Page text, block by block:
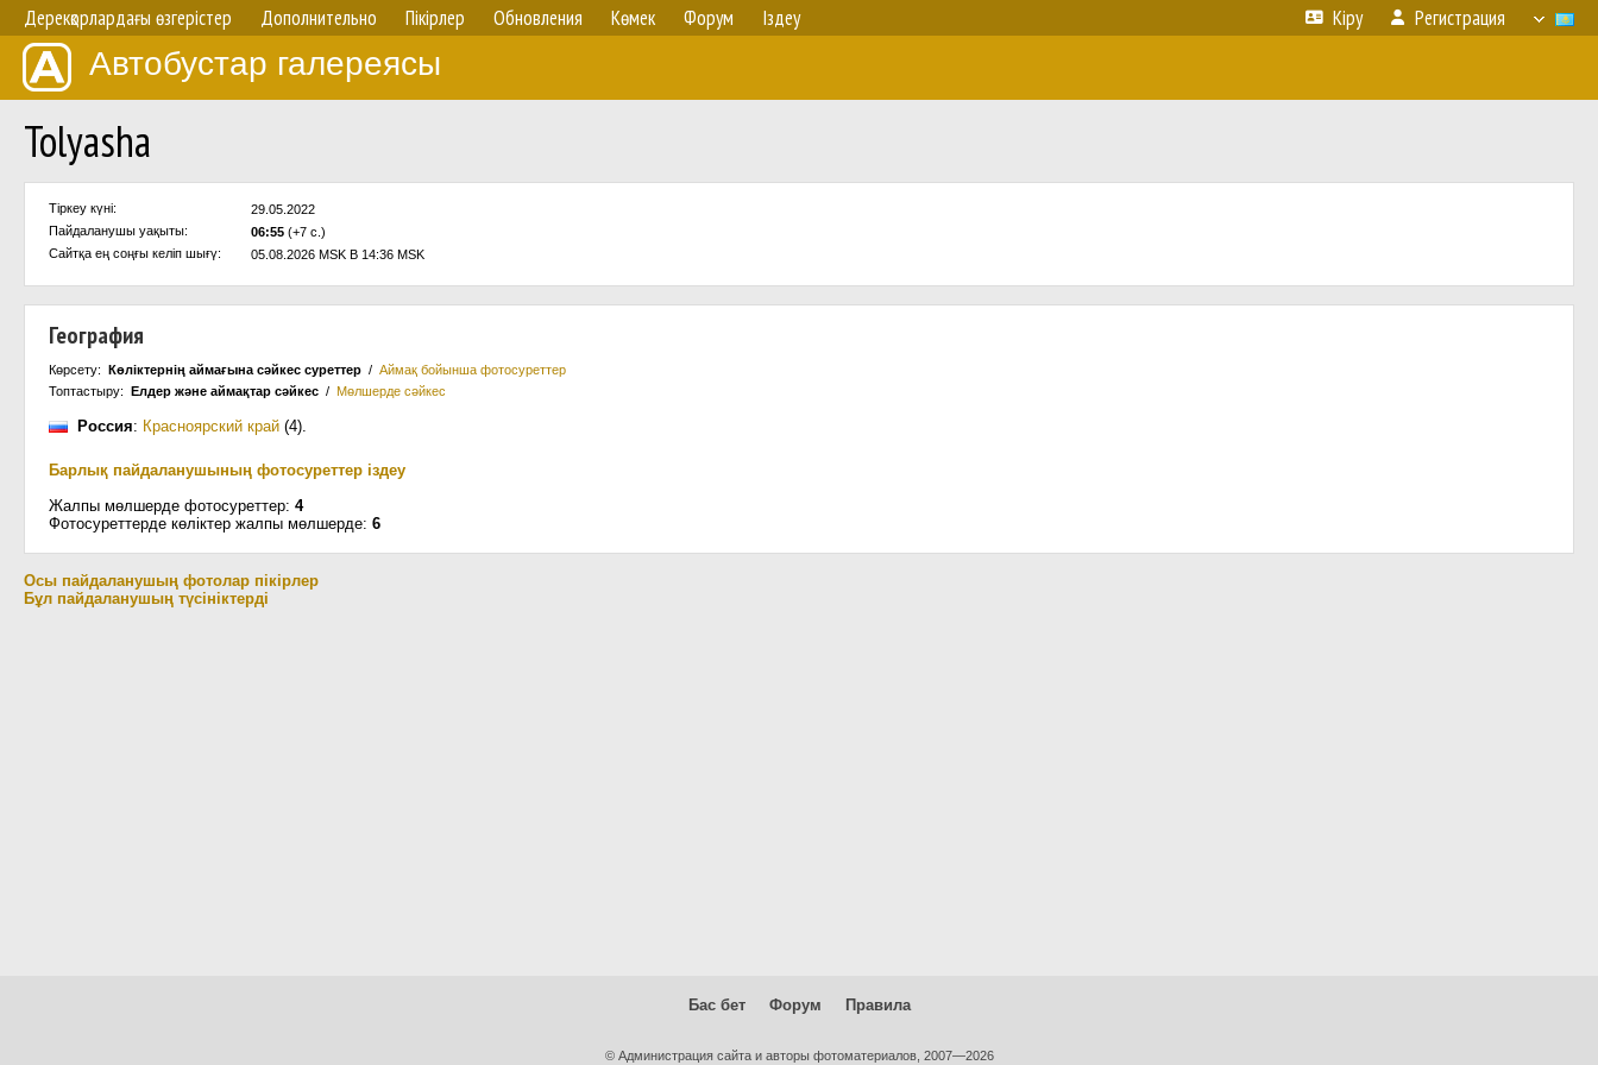
Дерекқорлардағы өзгерістер Дополнительно Пікірлер Обновления Көмек Форум Іздеу Кіру Регистрация
Автобустар галереясы
Tolyasha
Тіркеу күні:
29.05.2022
Пайдаланушы уақыты:
06:55 (+7 с.)
Сайтқа ең соңғы келіп шығү:
05.08.2026 MSK В 14:36 MSK
География
Көрсету: Көліктернің аймағына сәйкес суреттер / Аймақ бойынша фотосуреттер
Топтастыру: Елдер және аймақтар сәйкес / Мөлшерде сәйкес
Россия: Красноярский край (4).
Барлық пайдаланушының фотосуреттер іздеу
Жалпы мөлшерде фотосуреттер: 4
Фотосуреттерде көліктер жалпы мөлшерде: 6
Осы пайдаланушың фотолар пікірлер
Бұл пайдаланушың түсініктерді
Бас бет Форум Правила
© Администрация сайта и авторы фотоматериалов, 2007—2026